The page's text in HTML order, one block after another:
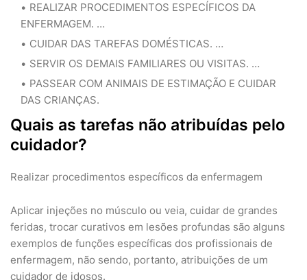
REALIZAR PROCEDIMENTOS ESPECÍFICOS DA
ENFERMAGEM. …
CUIDAR DAS TAREFAS DOMÉSTICAS. …
SERVIR OS DEMAIS FAMILIARES OU VISITAS. …
PASSEAR COM ANIMAIS DE ESTIMAÇÃO E CUIDAR
DAS CRIANÇAS.
Quais as tarefas não atribuídas pelo
cuidador?
Realizar procedimentos específicos da enfermagem
Aplicar injeções no músculo ou veia, cuidar de grandes
feridas, trocar curativos em lesões profundas são alguns
exemplos de funções específicas dos profissionais de
enfermagem, não sendo, portanto, atribuições de um
cuidador de idosos.